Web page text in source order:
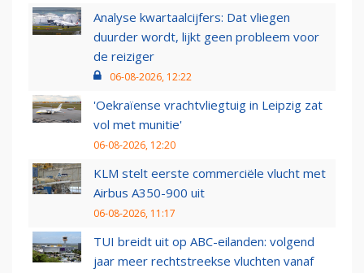
Analyse kwartaalcijfers: Dat vliegen
duurder wordt, lijkt geen probleem voor
de reiziger
06-08-2026, 12:22
'Oekraïense vrachtvliegtuig in Leipzig zat
vol met munitie'
06-08-2026, 12:20
KLM stelt eerste commerciële vlucht met
Airbus A350-900 uit
06-08-2026, 11:17
TUI breidt uit op ABC-eilanden: volgend
jaar meer rechtstreekse vluchten vanaf